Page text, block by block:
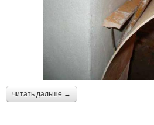
читать дальше →